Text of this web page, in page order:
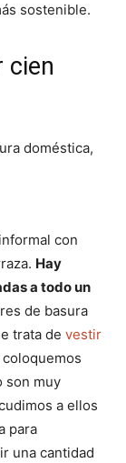
sostenible.
cien
con
Hay
a todo un
de basura
trata de vestir
son muy
a ellos
para
una cantidad